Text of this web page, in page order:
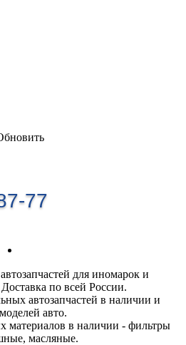
77
для иномарок и
по всей России.
автозапчастей в наличии и
авто.
материалов в наличии - фильтры
масляные.